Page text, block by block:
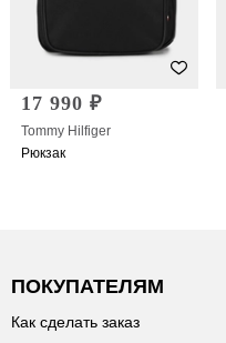
17 990 ₽
Tommy Hilfiger
Рюкзак
ПОКУПАТЕЛЯМ
Как сделать заказ